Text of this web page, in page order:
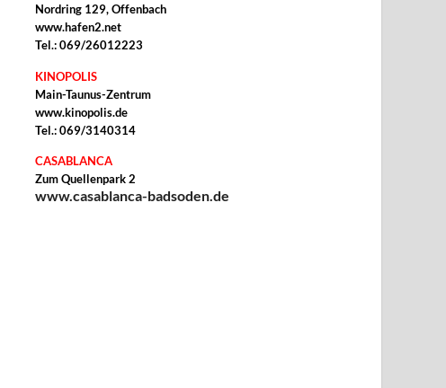
Nordring 129, Offenbach
www.hafen2.net
Tel.: 069/26012223
KINOPOLIS
Main-Taunus-Zentrum
www.kinopolis.de
Tel.: 069/3140314
CASABLANCA
Zum Quellenpark 2
www.casablanca-badsoden.de